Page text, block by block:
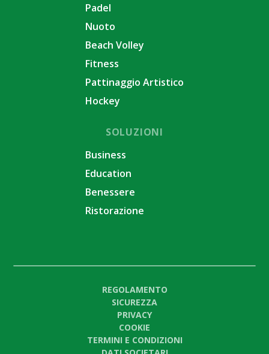
Padel
Nuoto
Beach Volley
Fitness
Pattinaggio Artistico
Hockey
SOLUZIONI
Business
Education
Benessere
Ristorazione
REGOLAMENTO
SICUREZZA
PRIVACY
COOKIE
TERMINI E CONDIZIONI